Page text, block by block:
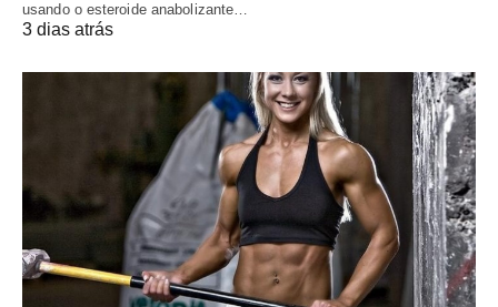
usando o esteroide anabolizante…
3 dias atrás